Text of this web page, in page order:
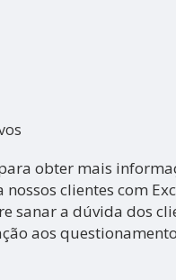
obter mais
clientes com
sanar a dúvida dos
aos